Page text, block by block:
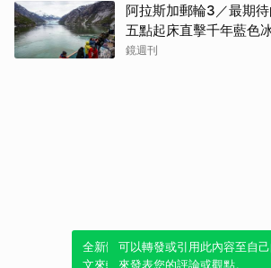
阿拉斯加郵輪3／最期
五點起床直擊千年藍
太療癒
鏡週刊
全新體驗！一鍵引用此內容，透過
文來輕鬆表達個人立場。
可以轉發或引用此內容至自己
來發表您的評論或觀點。